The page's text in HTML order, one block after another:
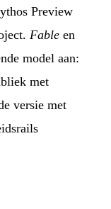
Preview
Fable en
model aan:
met
versie met